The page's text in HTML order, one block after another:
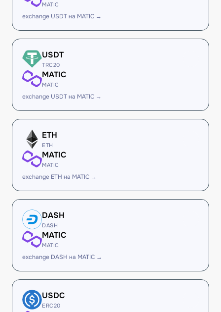
MATIC
exchange USDT на MATIC →
USDT
TRC20
MATIC
MATIC
exchange USDT на MATIC →
ETH
ETH
MATIC
MATIC
exchange ETH на MATIC →
DASH
DASH
MATIC
MATIC
exchange DASH на MATIC →
USDC
ERC20